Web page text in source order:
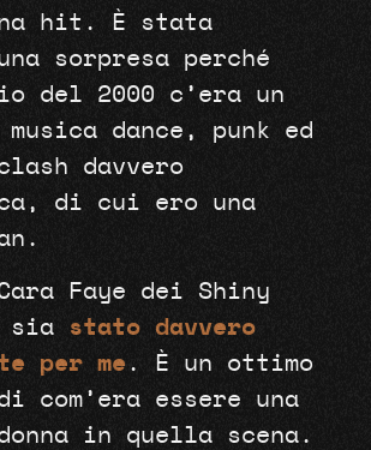
hit. È stata
sorpresa perché
del 2000 c’era un
dance, punk ed
davvero
di cui ero una
Faye dei Shiny
sia
stato davvero
per me . È un ottimo
com’era essere una
in quella scena.